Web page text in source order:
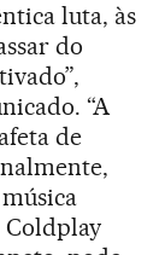
luta, às
do
“A
de
Coldplay